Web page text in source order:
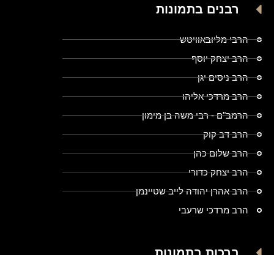
רבנים בתמונות
הרבי מליובאוויטש
הרב יצחק יוסף
הרב ניסים יגן
הרב מרדכי אליהו
הרמב"ם - רבי משה בן מימון
הרב דב קוק
הרב שלום כהן
הרב יצחק כדורי
הרב אהרן יהודה לייב שטיינמן
הרב מרדכי שרעבי